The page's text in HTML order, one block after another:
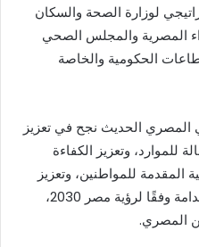
لوزارة الصحة والسكان
المصرية والمجلس الصحي
الحكومية والخاصة
الحديث نجح في تعزيز
للموارد، وتعزيز الكفاءة
المقدمة للمواطنين، وتعزيز
الوصول إلى التنمية الصحية المستدامة وفقًا لرؤية مصر 2030،
المصري.